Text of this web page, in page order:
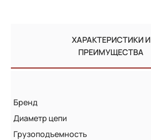
ХАРАКТЕРИСТИКИ И
ПРЕИМУЩЕСТВА
Бренд
Диаметр цепи
Грузоподъемность